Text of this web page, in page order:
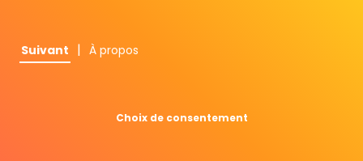
Suivant | À propos
Choix de consentement